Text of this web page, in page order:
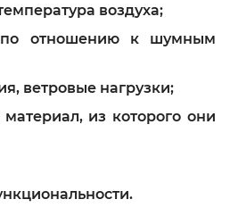
воздуха;
по отношению к шумным
ветровые нагрузки;
из которого они